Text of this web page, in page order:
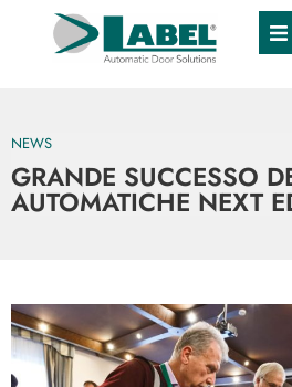
NEWS
GRANDE SUCCESSO
AUTOMATICHE NEXT